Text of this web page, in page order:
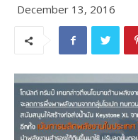
December 13, 2016